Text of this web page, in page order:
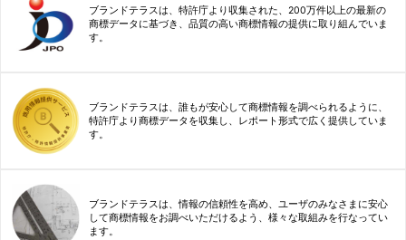
ブランドテラスは、特許庁より収集された、200万件以上の最新の
商標データに基づき、品質の高い商標情報の提供に取り組んでいま
す。
ブランドテラスは、誰もが安心して商標情報を調べられるように、
特許庁より商標データを収集し、レポート形式で広く提供していま
す。
ブランドテラスは、情報の信頼性を高め、ユーザのみなさまに安心
して商標情報をお調べいただけるよう、様々な取組みを行なってい
ます。